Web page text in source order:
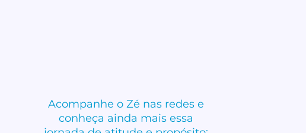
Acompanhe o Zé nas redes e
conheça ainda mais essa